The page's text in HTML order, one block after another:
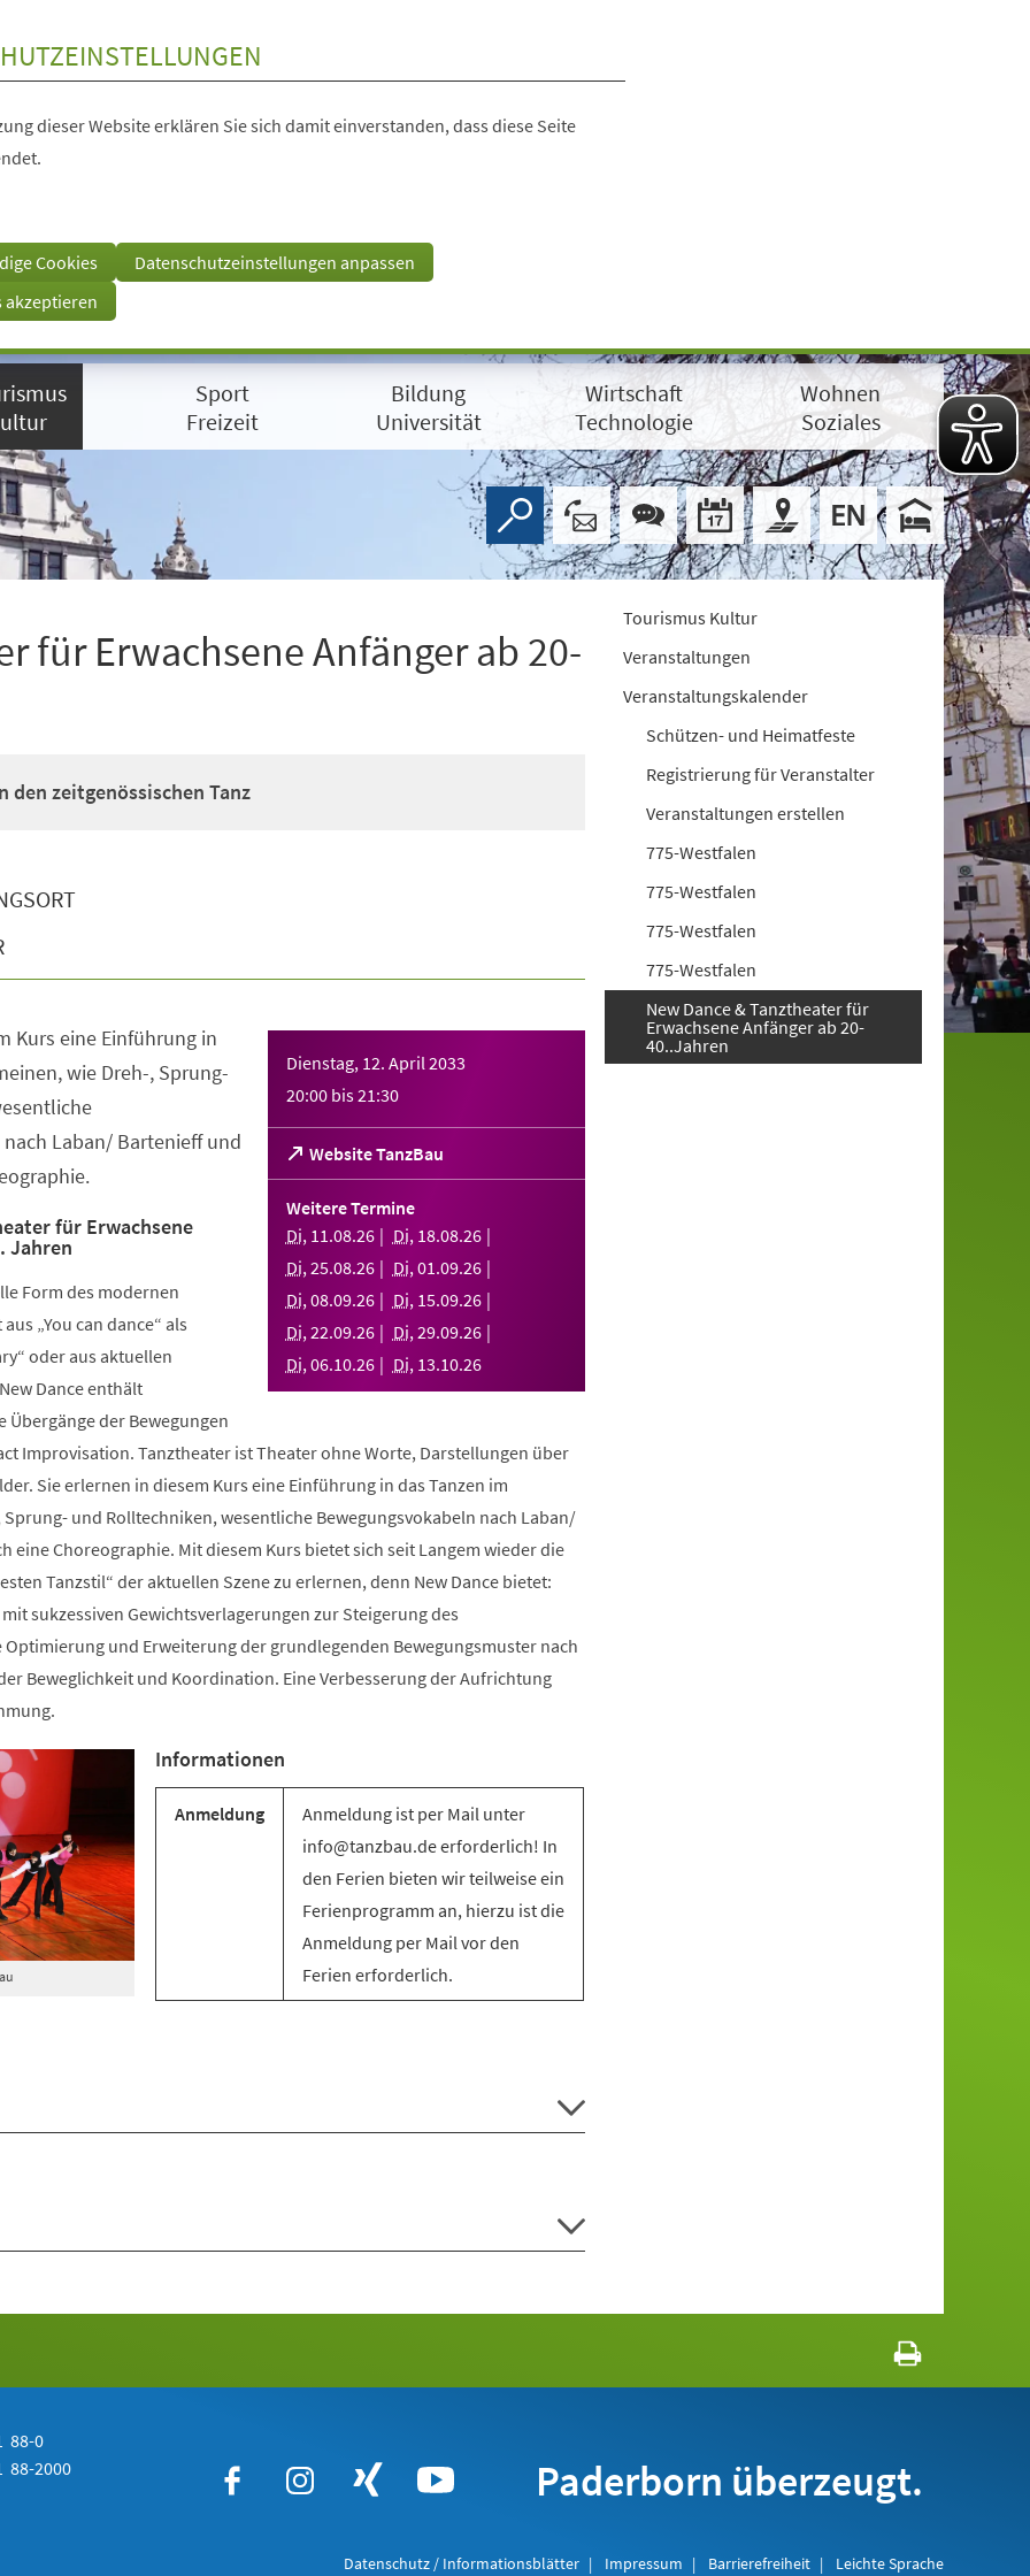
dieser Website erklären Sie sich damit einverstanden, dass diese Seite
Cookies
Datenschutzeinstellungen anpassen
akzeptieren
Sport
Freizeit
Bildung
Universität
Wirtschaft
Technologie
Wohnen
Soziales
für Erwachsene Anfänger ab 20-
den zeitgenössischen Tanz
Dienstag, 12. April 2033
20:00 bis21:30
Website TanzBau
(Öffnet
in
einem
neuen
Tab)
Weitere Termine
Di, 11.08.26 Di, 18.08.26
Di,25.08.26 Di,01.09.26
Di,08.09.26 Di, 15.09.26
Di,22.09.26 Di,29.09.26
Di,06.10.26 Di, 13.10.26
Kurs eine Einführung in
wie Dreh-, Sprung-
Laban/ Bartenieff und
für Erwachsene
Jahren
Form des modernen
„You can dance“ als
oder aus aktuellen
Dance enthält
der Bewegungen
Improvisation. Tanztheater ist Theater ohne Worte, Darstellungen über
Sie erlernen in diesem Kurs eine Einführung in das Tanzen im
und Rolltechniken, wesentliche Bewegungsvokabeln nach Laban/
eine Choreographie. Mit diesem Kurs bietet sich seit Langem wieder die
Tanzstil“ der aktuellen Szene zu erlernen, denn New Dance bietet:
sukzessiven Gewichtsverlagerungen zur Steigerung des
Optimierung und Erweiterung der grundlegenden Bewegungsmuster nach
Beweglichkeit und Koordination. Eine Verbesserung der Aufrichtung
Informationen
Anmeldung
Anmeldung ist per Mail unter
info@tanzbau.de erforderlich! In
den Ferien bieten wir teilweise ein
Ferienprogramm an, hierzu ist die
Anmeldung per Mail vor den
Ferien erforderlich.
Tourismus Kultur
Veranstaltungen
Veranstaltungskalender
Schützen- und Heimatfeste
Registrierung für Veranstalter
Veranstaltungen erstellen
775-Westfalen
775-Westfalen
775-Westfalen
775-Westfalen
New Dance & Tanztheater für
Erwachsene Anfänger ab 20-
40..Jahren
88-0
88-2000 Paderborn überzeugt.
Datenschutz / Informationsblätter Impressum Barrierefreiheit Leichte Sprache